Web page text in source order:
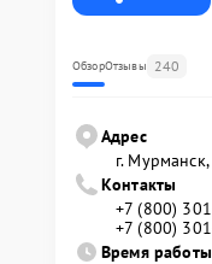
ОбзорОтзывы 240
Адрес
г.
Контакты
+7 (800)
+7 (800)
Время работы